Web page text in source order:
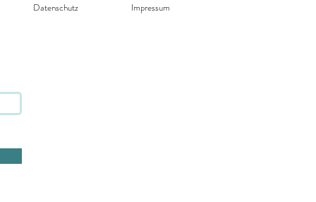
Datenschutz​ Impressum